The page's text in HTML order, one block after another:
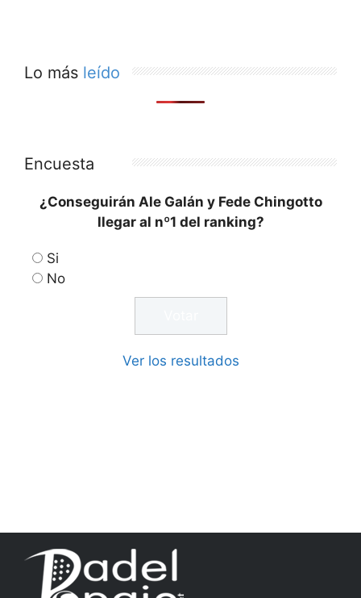
Lo más leído
Encuesta
¿Conseguirán Ale Galán y Fede Chingotto
llegar al nº1 del ranking?
Si
No
Ver los resultados